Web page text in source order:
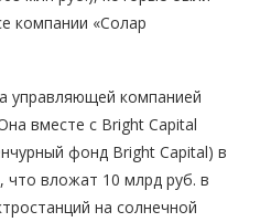
компании «Солар
управляющей компанией
вместе с Bright Capital
фонд Bright Capital) в
что вложат 10 млрд руб. в
на солнечной